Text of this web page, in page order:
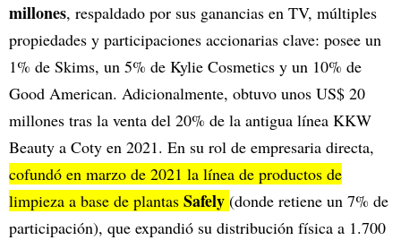
millones, respaldado por sus ganancias en TV, múltiples
propiedades y participaciones accionarias clave: posee un
1% de Skims, un 5% de Kylie Cosmetics y un 10% de
Good American. Adicionalmente, obtuvo unos US$ 20
millones tras la venta del 20% de la antigua línea KKW
Beauty a Coty en 2021. En su rol de empresaria directa,
cofundó en marzo de 2021 la línea de productos de
limpieza a base de plantas Safely (donde retiene un 7% de
participación), que expandió su distribución física a 1.700